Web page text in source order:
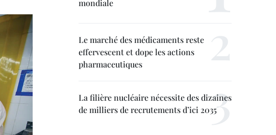
mondiale
Le marché des médicaments reste
effervescent et dope les actions
pharmaceutiques
La filière nucléaire nécessite des dizaines
de milliers de recrutements d’ici 2035